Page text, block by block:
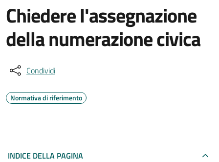
Chiedere l'assegnazione
della numerazione civica
Condividi
Normativa di riferimento
INDICE DELLA PAGINA